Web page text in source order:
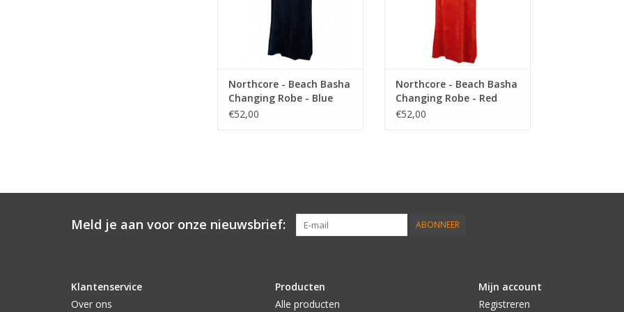
Northcore - Beach Basha
Changing Robe - Blue
Stripey
€52,00
Northcore - Beach Basha
Changing Robe - Red
Stripey
€52,00
Meld je aan voor onze nieuwsbrief: ABONNEER
Klantenservice
Over ons
Producten
Alle producten
Mijn account
Registreren